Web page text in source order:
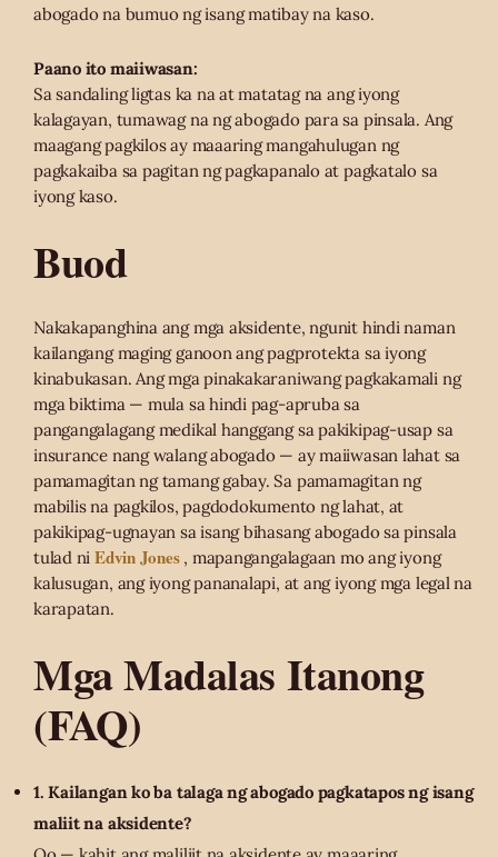
abogado na bumuo ng isang matibay na kaso.
Paano ito maiiwasan:
Sa sandaling ligtas ka na at matatag na ang iyong
kalagayan, tumawag na ng abogado para sa pinsala. Ang
maagang pagkilos ay maaaring mangahulugan ng
pagkakaiba sa pagitan ng pagkapanalo at pagkatalo sa
iyong kaso.
Buod
Nakakapanghina ang mga aksidente, ngunit hindi naman
kailangang maging ganoon ang pagprotekta sa iyong
kinabukasan. Ang mga pinakakaraniwang pagkakamali ng
mga biktima — mula sa hindi pag-apruba sa
pangangalagang medikal hanggang sa pakikipag-usap sa
insurance nang walang abogado — ay maiiwasan lahat sa
pamamagitan ng tamang gabay. Sa pamamagitan ng
mabilis na pagkilos, pagdodokumento ng lahat, at
pakikipag-ugnayan sa isang bihasang abogado sa pinsala
tulad ni Edvin Jones, mapangangalagaan mo ang iyong
kalusugan, ang iyong pananalapi, at ang iyong mga legal na
karapatan.
Mga Madalas Itanong
(FAQ)
1. Kailangan ko ba talaga ng abogado pagkatapos ng isang
maliit na aksidente?